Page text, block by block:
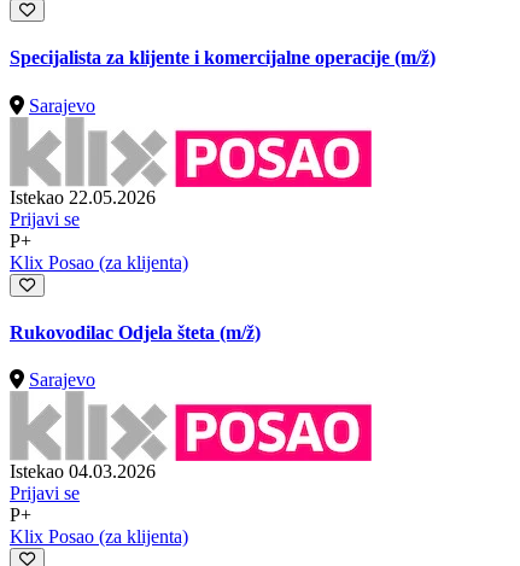
Specijalista za klijente i komercijalne operacije (m/ž)
Sarajevo
Istekao 22.05.2026
Prijavi se
P+
Klix Posao (za klijenta)
Rukovodilac Odjela šteta (m/ž)
Sarajevo
Istekao 04.03.2026
Prijavi se
P+
Klix Posao (za klijenta)